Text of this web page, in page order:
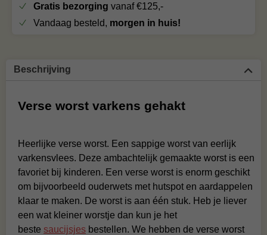
Gratis bezorging vanaf €125,-
Vandaag besteld, morgen in huis!
Beschrijving
Verse worst varkens gehakt
Heerlijke verse worst. Een sappige worst van eerlijk
varkensvlees. Deze ambachtelijk gemaakte worst is een
favoriet bij kinderen. Een verse worst is enorm geschikt
om bijvoorbeeld ouderwets met hutspot en aardappelen
klaar te maken. De worst is aan één stuk. Heb je liever
een wat kleiner worstje dan kun je het
beste saucijsjes bestellen. We hebben de verse worst